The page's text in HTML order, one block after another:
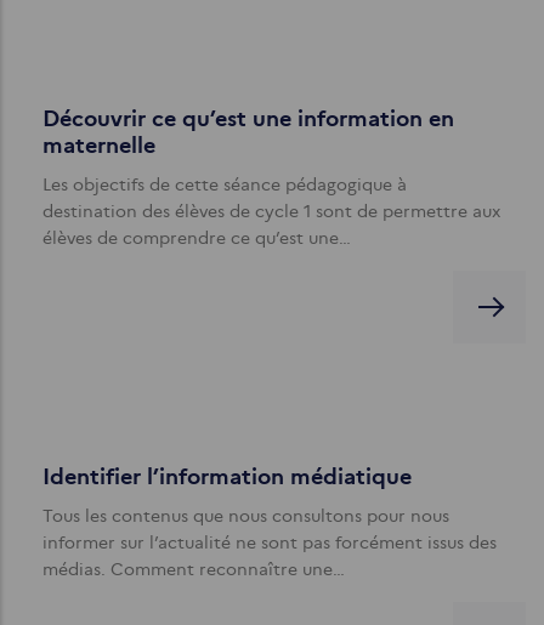
Découvrir ce qu’est une information en
maternelle
Les objectifs de cette séance pédagogique à
destination des élèves de cycle 1 sont de permettre aux
élèves de comprendre ce qu’est une…
Identifier l’information médiatique
Tous les contenus que nous consultons pour nous
informer sur l’actualité ne sont pas forcément issus des
médias. Comment reconnaître une…